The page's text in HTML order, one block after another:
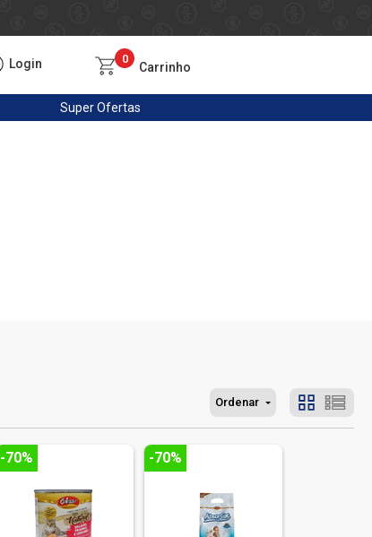
Login 0
Carrinho
SuperOfertas
Ordenar
-70% -70%